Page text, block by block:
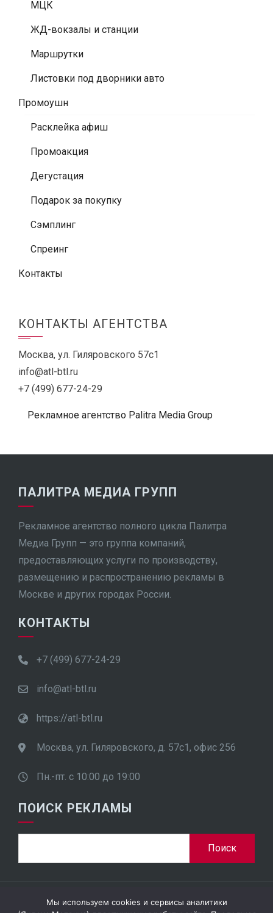
МЦК
ЖД-вокзалы и станции
Маршрутки
Листовки под дворники авто
Промоушн
Расклейка афиш
Промоакция
Дегустация
Подарок за покупку
Сэмплинг
Спреинг
Контакты
КОНТАКТЫ АГЕНТСТВА
Москва, ул. Гиляровского 57с1
info@atl-btl.ru
+7 (499) 677-24-29
Рекламное агентство Palitra Media Group
ПАЛИТРА МЕДИА ГРУПП
Рекламное агентство полного цикла Палитра
Медиа Групп — это группа компаний,
предоставляющих услуги по производству,
размещению и распространению рекламы в
Москве и других городах России.
КОНТАКТЫ
+7 (499) 677-24-29
info@atl-btl.ru
https://atl-btl.ru
Москва, ул. Гиляровского, д. 57с1, офис 256
Пн.-пт. с 10:00 до 19:00
ПОИСК РЕКЛАМЫ
ООО "ПроСтар Плюс", ИНН 7701948452
Мы используем cookies и сервисы аналитики